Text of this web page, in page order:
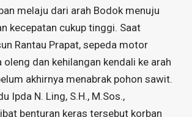
melaju dari arah Bodok menuju
kecepatan cukup tinggi. Saat
Rantau Prapat, sepeda motor
dan kehilangan kendali ke arah
akhirnya menabrak pohon sawit.
Ipda N. Ling, S.H., M.Sos.,
benturan keras tersebut korban